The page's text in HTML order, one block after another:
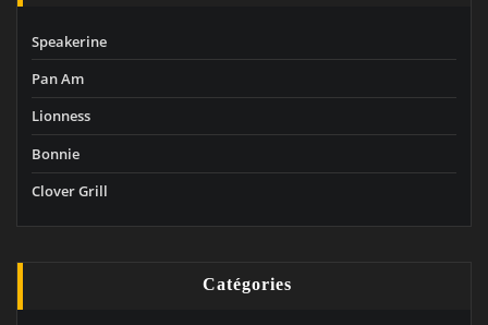
Speakerine
Pan Am
Lionness
Bonnie
Clover Grill
Catégories